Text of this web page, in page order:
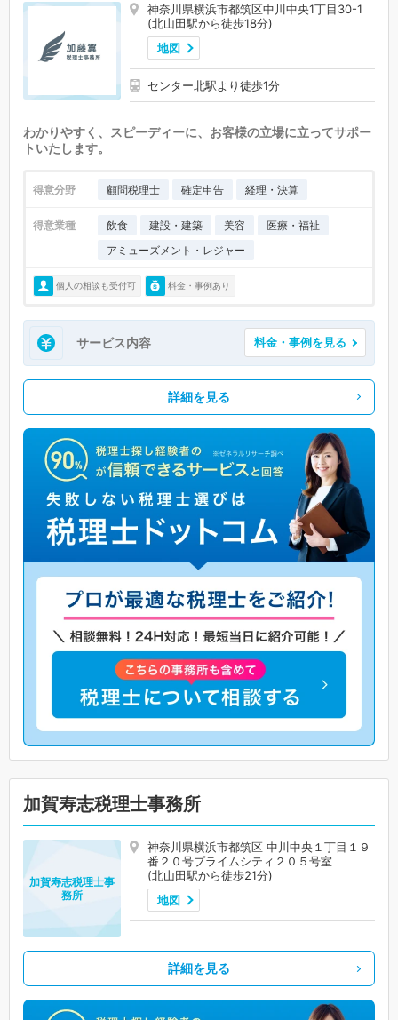
神奈川県横浜市都筑区中川中央1丁目30-1
(北山田駅から徒歩18分)
地図
センター北駅より徒歩1分
わかりやすく、スピーディーに、お客様の立場に立ってサポー
トいたします。
得意分野 顧問税理士 確定申告 経理・決算
得意業種 飲食 建設・建築 美容
医療・福祉
アミューズメント・レジャー
個人の相談も受付可 料金・事例あり
サービス内容 料金・事例を見る
詳細を見る
加賀寿志税理士事務所
神奈川県横浜市都筑区 中川中央１丁目１９
番２０号プライムシティ２０５号室
(北山田駅から徒歩21分)
地図
加賀寿志税理士事
務所
詳細を見る